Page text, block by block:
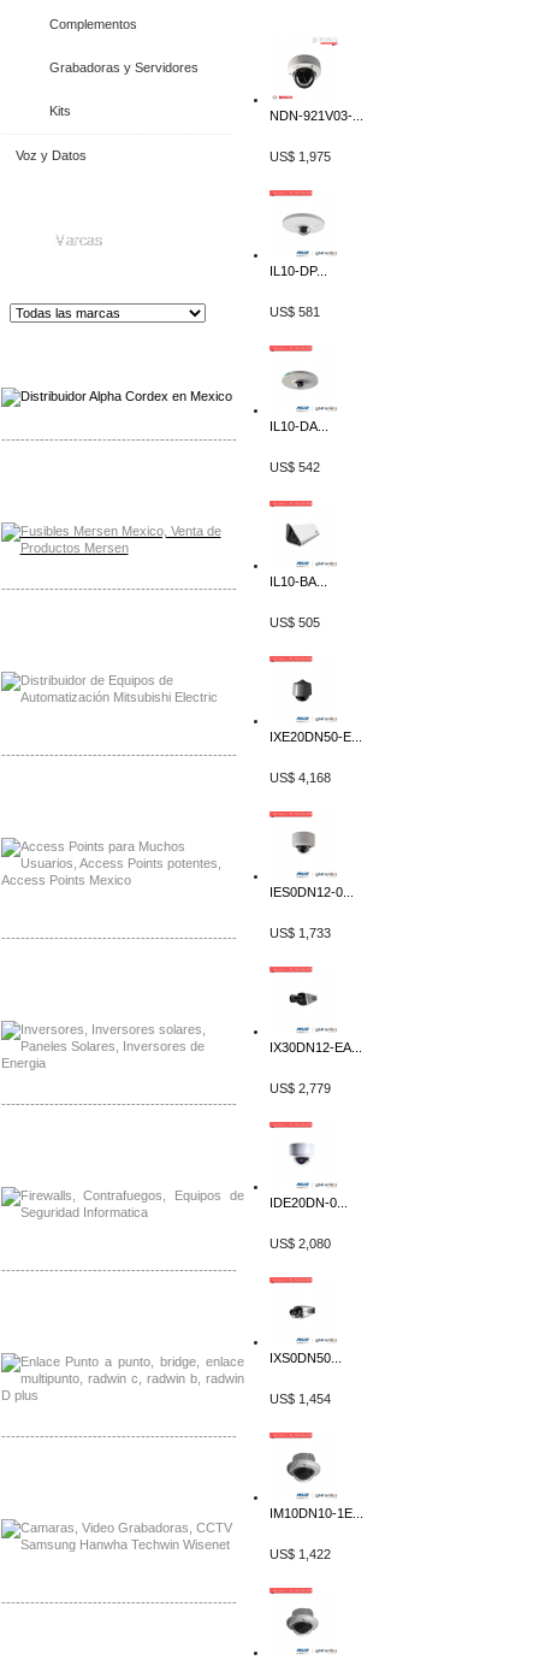
Complementos
Grabadoras y Servidores
Kits
Voz y Datos
Marcas
-------------------------------------------------
-------------------------------------------------
-------------------------------------------------
-------------------------------------------------
-------------------------------------------------
-------------------------------------------------
-------------------------------------------------
-------------------------------------------------
NDN-921V03-...
US$ 1,975
IL10-DP...
US$ 581
IL10-DA...
US$ 542
IL10-BA...
US$ 505
IXE20DN50-E...
US$ 4,168
IES0DN12-0...
US$ 1,733
IX30DN12-EA...
US$ 2,779
IDE20DN-0...
US$ 2,080
IXS0DN50...
US$ 1,454
IM10DN10-1E...
US$ 1,422